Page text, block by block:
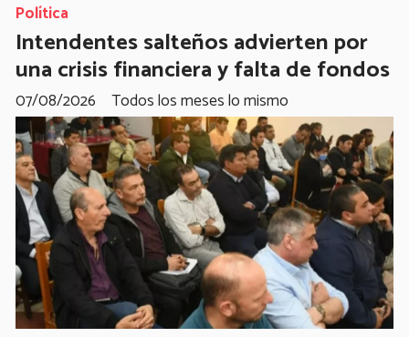
Intendentes salteños advierten por
una crisis financiera y falta de fondos
Todos los meses lo mismo
Política
07/08/2026